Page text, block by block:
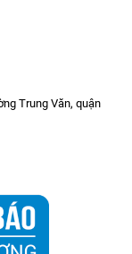
Trung Văn, quận